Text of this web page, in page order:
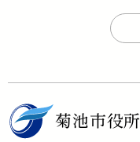
菊池市役所